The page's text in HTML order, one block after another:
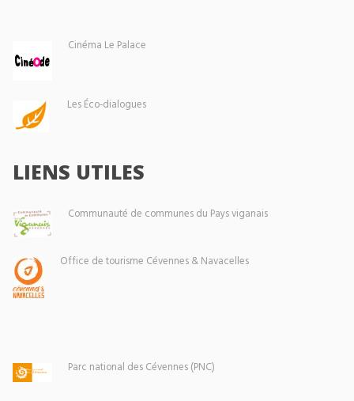
Cinéma Le Palace
Les Éco-dialogues
LIENS UTILES
Communauté de communes du Pays viganais
Office de tourisme Cévennes & Navacelles
Parc national des Cévennes (PNC)